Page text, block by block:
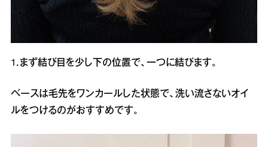
1．まず結び目を少し下の位置で、一つに結びます。
ベースは毛先をワンカールした状態で、洗い流さないオイ
ルをつけるのがおすすめです。